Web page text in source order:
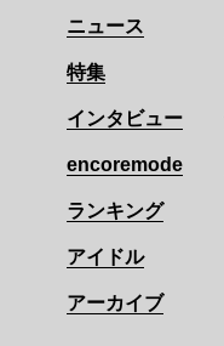
ニュース
特集
インタビュー
encoremode
ランキング
アイドル
アーカイブ